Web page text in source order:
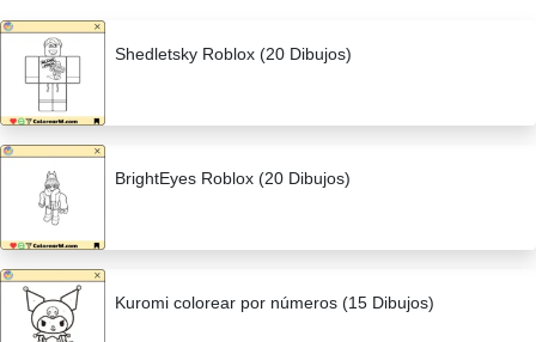
Shedletsky Roblox (20 Dibujos)
BrightEyes Roblox (20 Dibujos)
Kuromi colorear por números (15 Dibujos)